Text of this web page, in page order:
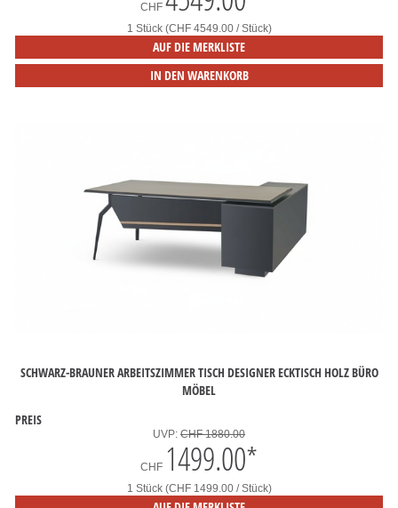
CHF
1 Stück (CHF 4549.00 / Stück)
AUF DIE MERKLISTE
IN DEN WARENKORB
SCHWARZ-BRAUNER ARBEITSZIMMER TISCH DESIGNER ECKTISCH HOLZ BÜRO
MÖBEL
PREIS
UVP: CHF 1880.00
CHF 1499.00*
1 Stück (CHF 1499.00 / Stück)